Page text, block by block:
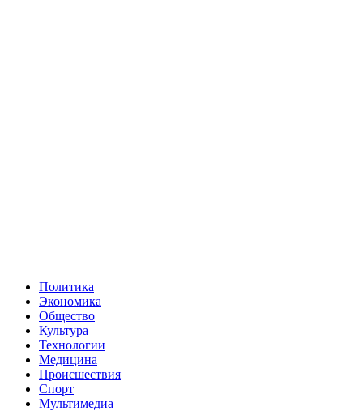
Политика
Экономика
Общество
Культура
Технологии
Медицина
Происшествия
Спорт
Мультимедиа